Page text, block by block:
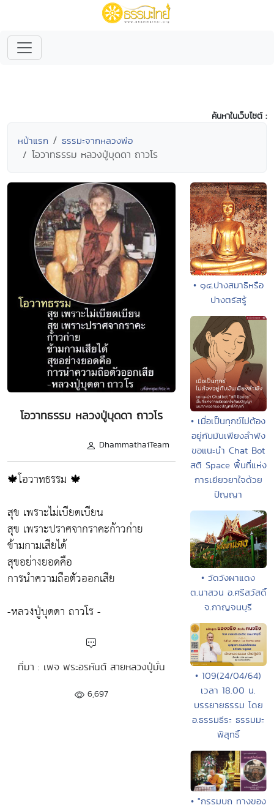
ค้นหาในเว็บไซต์ :
หน้าแรก ธรรมะจากหลวงพ่อ
โอวาทธรรม หลวงปู่บุดดา ถาวโร
โอวาทธรรม หลวงปู่บุดดา ถาวโร
DhammathaiTeam
🍁โอวาทธรรม 🍁
สุข เพราะไม่เบียดเบียน
สุข เพราะปราศจากราคะก้าวก่าย
ข้ามกามเสียได้
สุขอย่างยอดคือ
การนำความถือตัวออกเสีย
-หลวงปู่บุดดา ถาวโร -
ที่มา : เพจ พระอรหันต์ สายหลวงปู่มั่น
6,697
• ๑๔.ปางสมาธิหรือ
ปางตรัสรู้
• เมื่อเป็นทุกข์ไม่ต้อง
อยู่กับมันเพียงลำพัง
ขอแนะนำ Chat Bot
สติ Space พื้นที่แห่ง
การเยียวยาใจด้วย
ปัญญา
• วัดวังผาแดง
ต.นาสวน อ.ศรีสวัสดิ์
จ.กาญจนบุรี
• 109(24/04/64)
เวลา 18.00 น.
บรรยายธรรม โดย
อ.ธรรมธีระ ธรรมมะ
พิสุทธิ์
• "กรรมบถ ทางของ